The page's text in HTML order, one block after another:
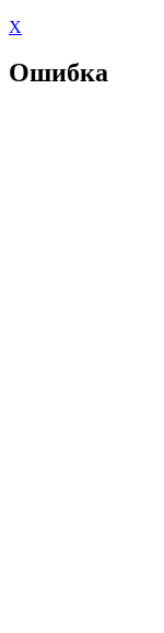
X
Ошибка